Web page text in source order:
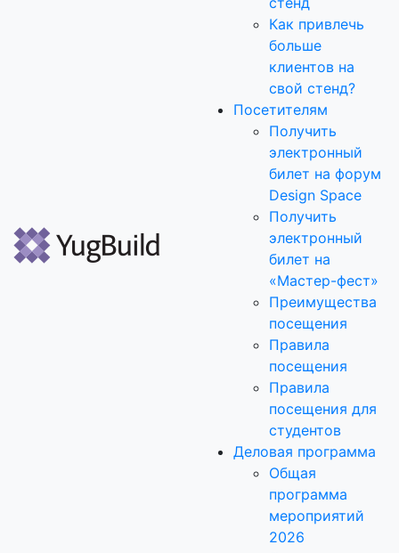
Как привлечь
больше
клиентов на
свой стенд?
Посетителям
Получить
электронный
билет на форум
Design Space
Получить
электронный
билет на
«Мастер-фест»
Преимущества
посещения
Правила
посещения
Правила
посещения для
студентов
Деловая программа
Общая
программа
мероприятий
2026